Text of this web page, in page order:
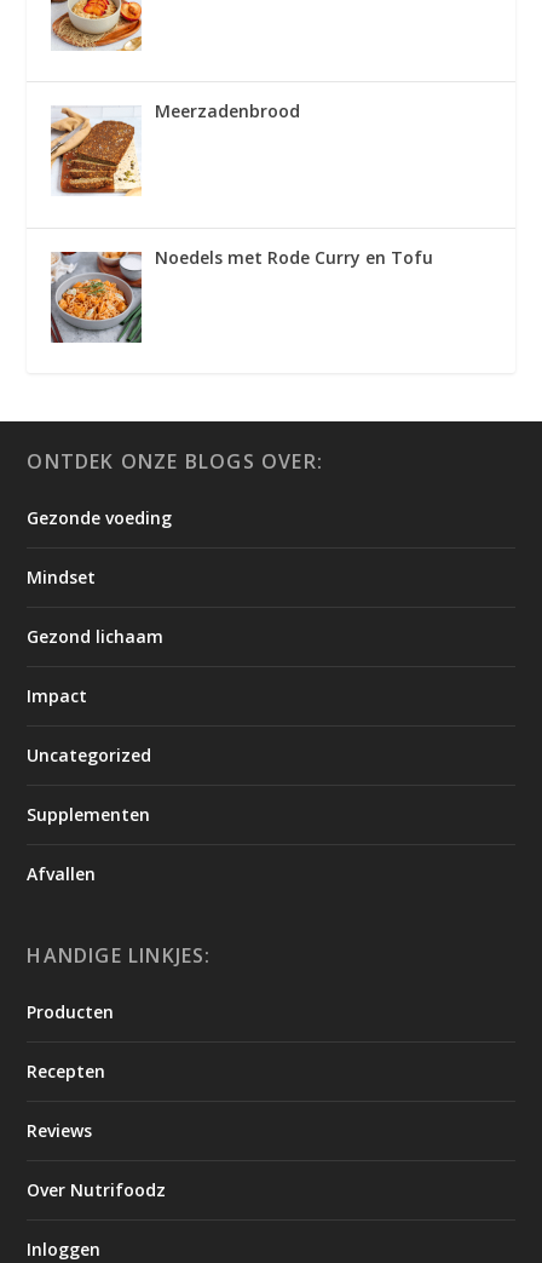
Meerzadenbrood
Noedels met Rode Curry en Tofu
ONTDEK ONZE BLOGS OVER:
Gezonde voeding
Mindset
Gezond lichaam
Impact
Uncategorized
Supplementen
Afvallen
HANDIGE LINKJES:
Producten
Recepten
Reviews
Over Nutrifoodz
Inloggen